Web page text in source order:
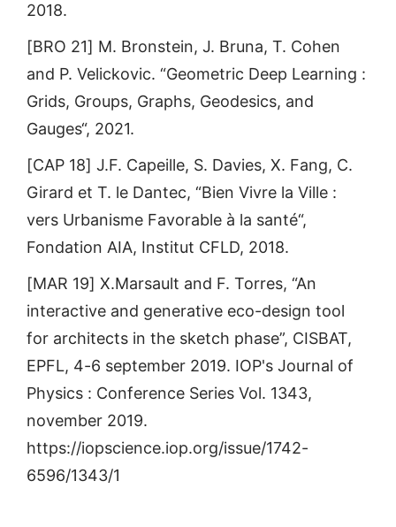
2018.
[BRO 21] M. Bronstein, J. Bruna, T. Cohen
and P. Velickovic. “Geometric Deep Learning :
Grids, Groups, Graphs, Geodesics, and
Gauges“, 2021.
[CAP 18] J.F. Capeille, S. Davies, X. Fang, C.
Girard et T. le Dantec, “Bien Vivre la Ville :
vers Urbanisme Favorable à la santé“,
Fondation AIA, Institut CFLD, 2018.
[MAR 19] X.Marsault and F. Torres, “An
interactive and generative eco-design tool
for architects in the sketch phase”, CISBAT,
EPFL, 4-6 september 2019. IOP's Journal of
Physics : Conference Series Vol. 1343,
november 2019.
https://iopscience.iop.org/issue/1742-
6596/1343/1